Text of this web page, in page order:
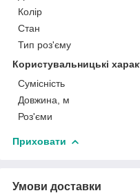
Колір
Стан
Тип роз'єму
Користувальницькі
Сумісність
Довжина, м
Роз'єми
Приховати
Умови доставки